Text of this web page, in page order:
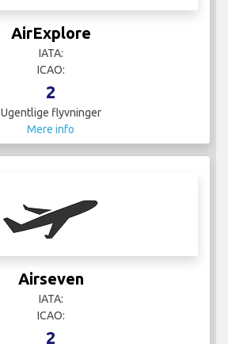
AirExplore
IATA:
ICAO:
2
Ugentlige flyvninger
Mere info
Airseven
IATA:
ICAO:
2